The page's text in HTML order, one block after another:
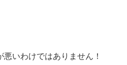
いわけではありません！